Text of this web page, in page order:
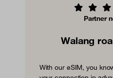
Partner
Walang
With our eSIM, you